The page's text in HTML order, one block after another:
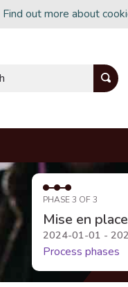
Find out more about
PHASE 3 OF 3
Mise en
2024-01-01 -
Process phases